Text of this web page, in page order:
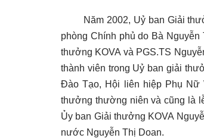
Năm 2002, Uỷ ban Giải
phòng Chính phủ do Bà
thưởng KOVA và PGS.TS
thành viên trong Uỷ ban giải
Đào Tạo, Hội liên hiệp Phụ Nữ
thưởng thường niên và cũng là
Ủy ban Giải thưởng KOVA
nước Nguyễn Thị Doan.